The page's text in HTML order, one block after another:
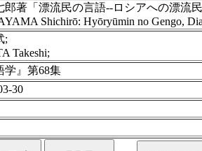
郎著「漂流民の言語--ロシアへの漂流
Shichirō: Hyōryūmin no Gengo,
;
Takeshi;
学』第68集
30